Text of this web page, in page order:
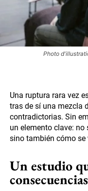
Photo
Una ruptura rara vez
tras de sí una mezcla
contradictorias. Sin
un elemento clave:
sino también cómo se
Un estudio